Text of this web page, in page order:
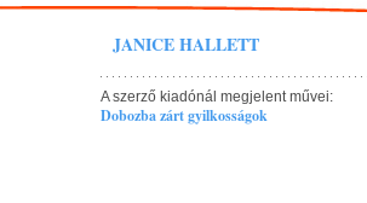
JANICE HALLETT
A szerző kiadónál megjelent művei:
Dobozba zárt gyilkosságok